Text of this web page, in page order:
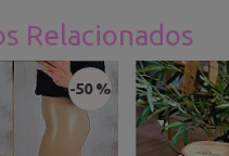
Relacionados
-50 %